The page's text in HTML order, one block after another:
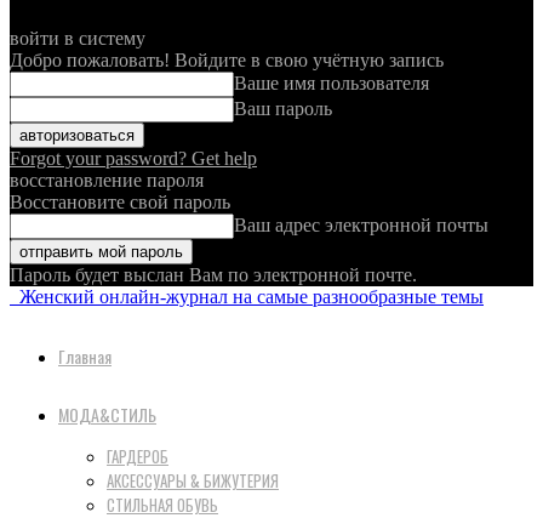
войти в систему
Добро пожаловать! Войдите в свою учётную запись
Ваше имя пользователя
Ваш пароль
Forgot your password? Get help
восстановление пароля
Восстановите свой пароль
Ваш адрес электронной почты
Пароль будет выслан Вам по электронной почте.
Женский онлайн-журнал на самые разнообразные темы
Главная
МОДА&СТИЛЬ
ГАРДЕРОБ
АКСЕССУАРЫ & БИЖУТЕРИЯ
СТИЛЬНАЯ ОБУВЬ